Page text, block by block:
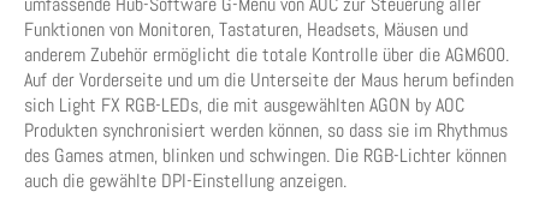
Funktionen von Monitoren, Tastaturen, Headsets, Mäusen und
anderem Zubehör ermöglicht die totale Kontrolle über die AGM600.
Auf der Vorderseite und um die Unterseite der Maus herum befinden
sich Light FX RGB-LEDs, die mit ausgewählten AGON by AOC
Produkten synchronisiert werden können, so dass sie im Rhythmus
des Games atmen, blinken und schwingen. Die RGB-Lichter können
auch die gewählte DPI-Einstellung anzeigen.